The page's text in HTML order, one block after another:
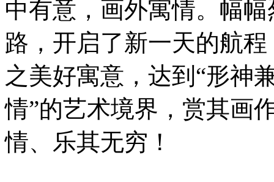
中有意，画外寓情。幅
路，开启了新一天的航
之美好寓意，达到“形神
情”的艺术境界，赏其画
情、乐其无穷！